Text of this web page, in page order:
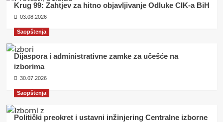
Krug 99: Zahtjev za hitno objavljivanje Odluke CIK-a BiH
03.08.2026
Saopštenja
Dijaspora i administrativne zamke za učešće na
izborima
30.07.2026
Saopštenja
Politički preokret i ustavni inžinjering Centralne izborne